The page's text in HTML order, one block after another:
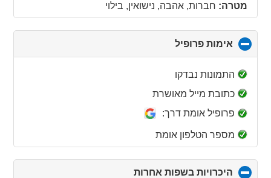
מטרה: חברות, אהבה, נישואין, בילוי
אימות פרופיל
to
התמונות נבדקו
כתובת מייל מאושרת
פרופיל אומת דרך:
מספר הטלפון אומת
היכרויות בשפות אחרות